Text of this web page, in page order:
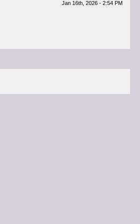
Jan 16th, 2026 - 2:54 PM